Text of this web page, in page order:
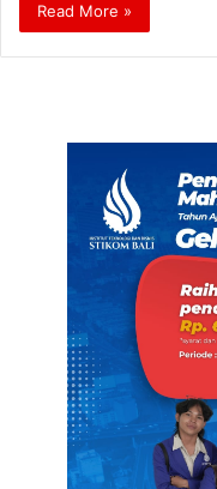
Read More »